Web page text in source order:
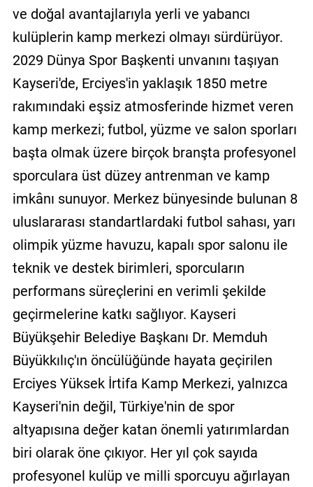
ve doğal avantajlarıyla yerli ve yabancı
kulüplerin kamp merkezi olmayı sürdürüyor.
2029 Dünya Spor Başkenti unvanını taşıyan
Kayseri'de, Erciyes'in yaklaşık 1850 metre
rakımındaki eşsiz atmosferinde hizmet veren
kamp merkezi; futbol, yüzme ve salon sporları
başta olmak üzere birçok branşta profesyonel
sporculara üst düzey antrenman ve kamp
imkânı sunuyor. Merkez bünyesinde bulunan 8
uluslararası standartlardaki futbol sahası, yarı
olimpik yüzme havuzu, kapalı spor salonu ile
teknik ve destek birimleri, sporcuların
performans süreçlerini en verimli şekilde
geçirmelerine katkı sağlıyor. Kayseri
Büyükşehir Belediye Başkanı Dr. Memduh
Büyükkılıç'ın öncülüğünde hayata geçirilen
Erciyes Yüksek İrtifa Kamp Merkezi, yalnızca
Kayseri'nin değil, Türkiye'nin de spor
altyapısına değer katan önemli yatırımlardan
biri olarak öne çıkıyor. Her yıl çok sayıda
profesyonel kulüp ve milli sporcuyu ağırlayan